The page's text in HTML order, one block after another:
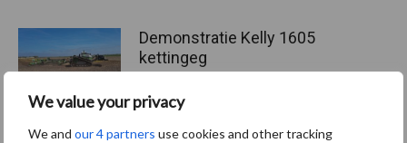
We value your privacy
We and our 4 partners use cookies and other tracking
Demonstratie Kelly 1605
kettingeg